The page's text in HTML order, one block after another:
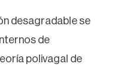
desagradable se
de
polivagal de